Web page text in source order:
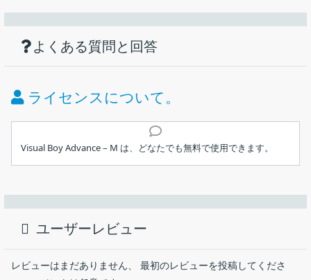
シンプルで使いやすいゲームボーイ系エミ
ュレータ
ゲームボーイカラー、ゲームボーイアドバンスのゲームエミュレ
むことができます。
Visual Boy Advance – M の概要
ゲームボーイ、ゲームボーイカラー、ゲームボーイアドバン
スのエミュレータ
価格：
メーカー： VisualBoyAdvance – M
最終更新日： 9か月前 (2025/10/26)
ダウンロード数：
ユーザーインターフェース
使い方
インストール
Visual Boy Advance – M は、インストール不要で使用できるポー
タブルアプリケーションです。
ダウンロードした Zip ファイルを解凍し、
「visualboyadvance-m.exe」ファイルを実行します。
よくある質問と回答
ライセンスについて。
Visual Boy Advance – M は、どなたでも無料で使用できます。
ユーザーレビュー
レビューはまだありません、 最初のレビューを投稿してくださ